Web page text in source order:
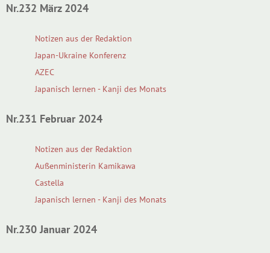
Nr.232 März 2024
Notizen aus der Redaktion
Japan-Ukraine Konferenz
AZEC
Japanisch lernen - Kanji des Monats
Nr.231 Februar 2024
Notizen aus der Redaktion
Außenministerin Kamikawa
Castella
Japanisch lernen - Kanji des Monats
Nr.230 Januar 2024